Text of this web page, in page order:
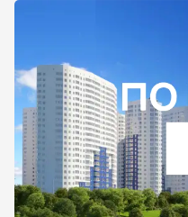
настоятельно
застройщиком,
данного объекта.
зависит ход работы
сдачи.